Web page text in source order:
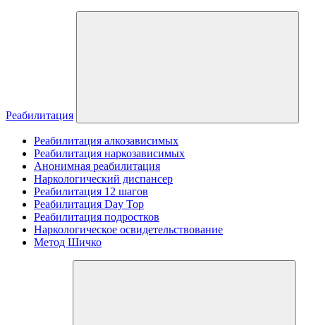
Реабилитация
Реабилитация алкозависимых
Реабилитация наркозависимых
Анонимная реабилитация
Наркологический диспансер
Реабилитация 12 шагов
Реабилитация Day Top
Реабилитация подростков
Наркологическое освидетельствование
Метод Шичко